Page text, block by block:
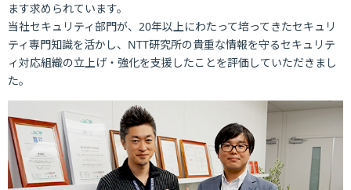
ます求められています。
当社セキュリティ部門が、20年以上にわたって培ってきたセキュリ
ティ専門知識を活かし、NTT研究所の貴重な情報を守るセキュリテ
ィ対応組織の立上げ・強化を支援したことを評価していただきまし
た。